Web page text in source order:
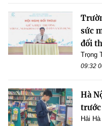
sức
đối
Trọng
09:32
Hà
trước
Hải Hà